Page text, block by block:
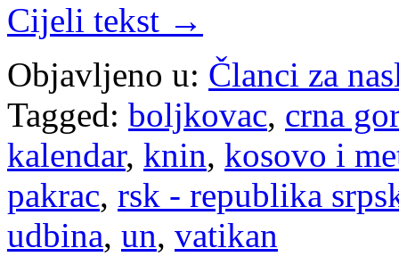
Cijeli tekst →
Objavljeno u: Članci za
Tagged: boljkovac, crna
kalendar, knin, kosovo i
pakrac, rsk - republika
udbina, un, vatikan